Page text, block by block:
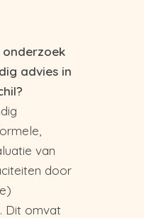
onderzoek
advies in
van
door
Dit omvat